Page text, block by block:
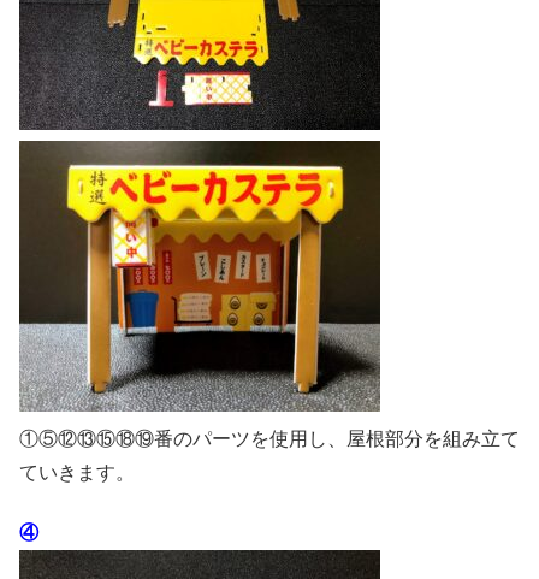
①⑤⑫⑬⑮⑱⑲番のパーツを使用し、屋根部分を組み立て
ていきます。
④